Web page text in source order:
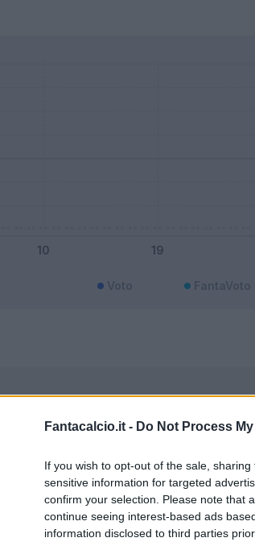
Fantacalcio.it - Do Not Process
If you wish to opt-out of the sale,
sensitive information for targeted
confirm your selection. Please note that
continue seeing interest-based ads
information disclosed to third parties